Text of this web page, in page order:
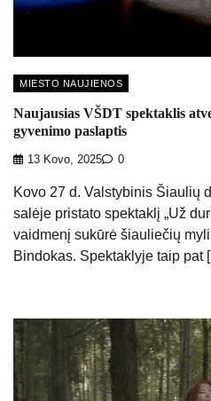
MIESTO NAUJIENOS
Naujausias VŠDT spektaklis
gyvenimo paslaptis
13 Kovo, 2025 0
Kovo 27 d. Valstybinis Šiaulių
salėje pristato spektaklį „Už
vaidmenį sukūrė šiauliečių
Bindokas. Spektaklyje taip pat